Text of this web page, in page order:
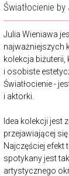
Światłocienie by
Julia Wieniawa
najważniejszych
kolekcja biżuterii,
i osobiste
Światłocienie -
i aktorki.
Idea kolekcji jest
przejawiającej się
Najczęściej
spotykany jest
artystycznego